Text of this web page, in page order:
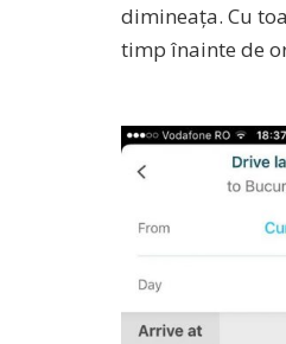
dimineața. Cu
timp înainte de